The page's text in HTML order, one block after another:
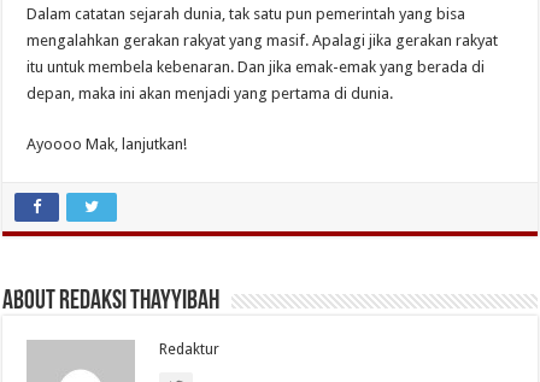
Dalam catatan sejarah dunia, tak satu pun pemerintah yang bisa
mengalahkan gerakan rakyat yang masif. Apalagi jika gerakan rakyat
itu untuk membela kebenaran. Dan jika emak-emak yang berada di
depan, maka ini akan menjadi yang pertama di dunia.
Ayoooo Mak, lanjutkan!
About Redaksi Thayyibah
Redaktur